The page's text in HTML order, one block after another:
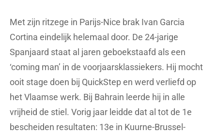
Met zijn ritzege in Parijs-Nice brak Ivan Garcia
Cortina eindelijk helemaal door. De 24-jarige
Spanjaard staat al jaren geboekstaafd als een
‘coming man’ in de voorjaarsklassiekers. Hij mocht
ooit stage doen bij QuickStep en werd verliefd op
het Vlaamse werk. Bij Bahrain leerde hij in alle
vrijheid de stiel. Vorig jaar leidde dat al tot de 1e
bescheiden resultaten: 13e in Kuurne-Brussel-